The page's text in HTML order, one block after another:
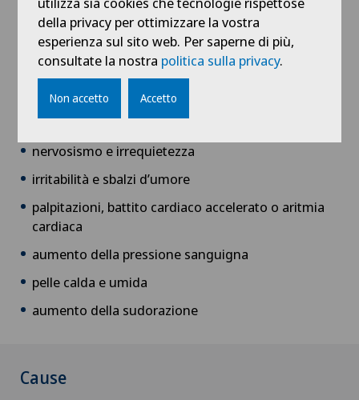
Chirurgia dello stomaco
Chirurgia dell’anca
Chirurgia dell’intestino crasso
Chirurgia dell’intestino tenue
Chirurgia maxillo-facciale
alimentari invariate
aumento dei valori ematici
All’inizio della malattia possono manifestarsi anche
altri sintomi associati a un temporaneo
ipertiroidismo, la cosiddetta hashitossicosi:
nervosismo e irrequietezza
irritabilità e sbalzi d’umore
palpitazioni, battito cardiaco accelerato o aritmia
cardiaca
aumento della pressione sanguigna
pelle calda e umida
aumento della sudorazione
Cause
della privacy per ottimizzare la vostra
esperienza sul sito web. Per saperne di più,
consultate la nostra politica sulla privacy.
Non accetto Accetto